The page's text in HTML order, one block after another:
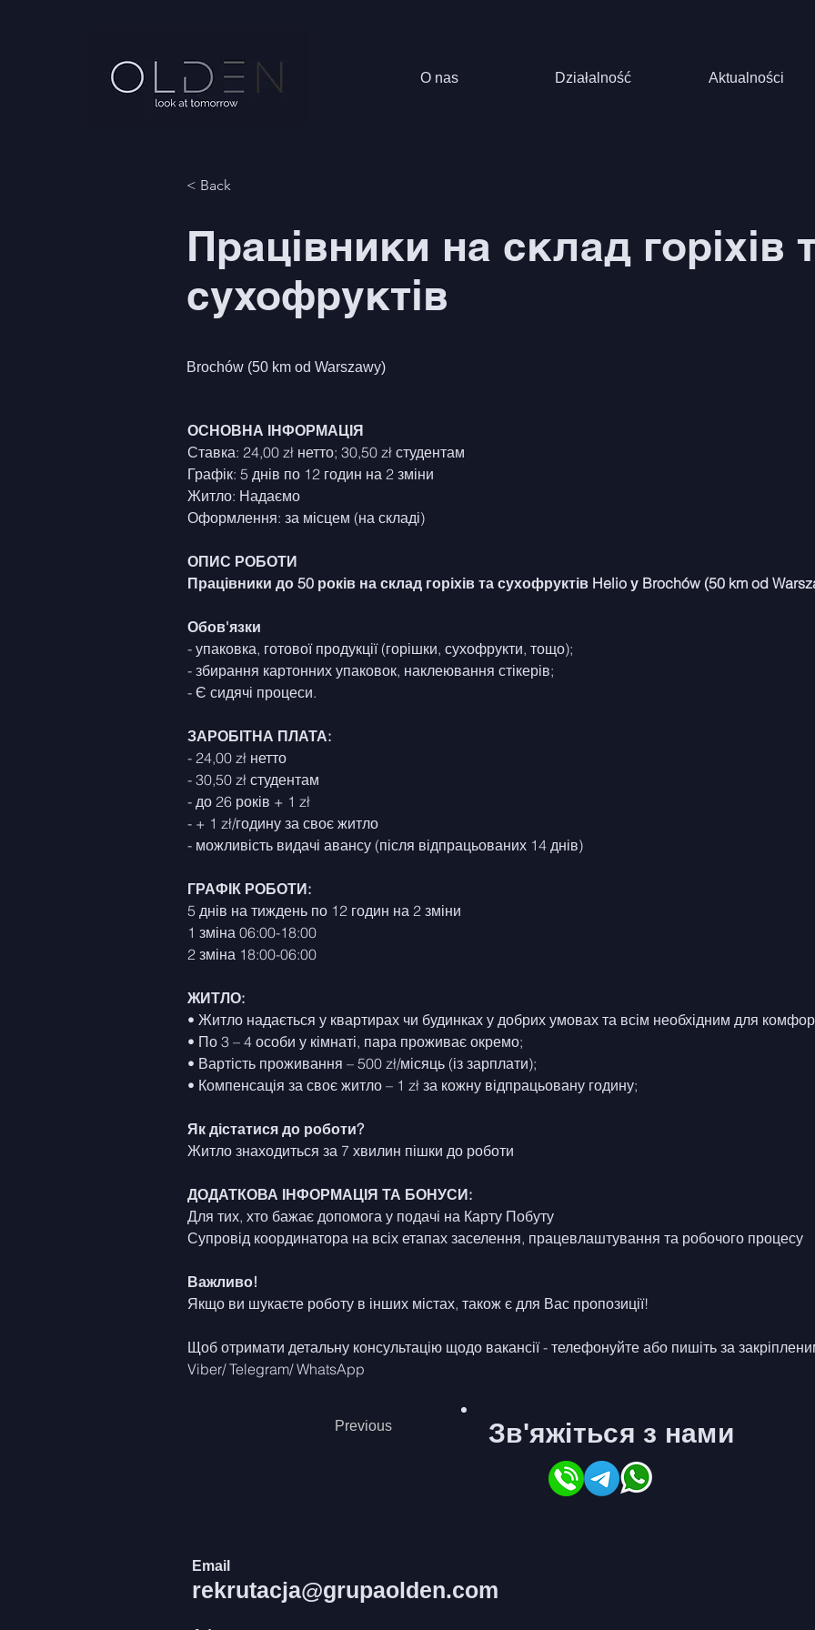
O nas Działalność Aktualności
< Back
Працівники на склад горіхів
сухофруктів
Brochów (50 km od Warszawy)
ОСНОВНА ІНФОРМАЦІЯ
Ставка: 24,00 zł нетто; 30,50 zł студентам
Графік: 5 днів по 12 годин на 2 зміни
Житло: Надаємо
Оформлення: за місцем (на складі)
ОПИС РОБОТИ
Працівники до 50 років на склад горіхів та сухофруктів Helio у Brochów (50 km od
Обов'язки
- упаковка, готової продукції (горішки, сухофрукти, тощо);
- збирання картонних упаковок, наклеювання стікерів;
- Є сидячі процеси.
ЗАРОБІТНА ПЛАТА:
- 24,00 zł нетто
- 30,50 zł студентам
- до 26 років + 1 zł
- + 1 zł/годину за своє житло
- можливість видачі авансу (після відпрацьованих 14 днів)
ГРАФІК РОБОТИ:
5 днів на тиждень по 12 годин на 2 зміни
1 зміна 06:00-18:00
2 зміна 18:00-06:00
ЖИТЛО:
• Житло надається у квартирах чи будинках у добрих умовах та всім необхідним для
• По 3 – 4 особи у кімнаті, пара проживає окремо;
• Вартість проживання – 500 zł/місяць (із зарплати);
• Компенсація за своє житло – 1 zł за кожну відпрацьовану годину;
Як дістатися до роботи?
Житло знаходиться за 7 хвилин пішки до роботи
ДОДАТКОВА ІНФОРМАЦІЯ ТА БОНУСИ:
Для тих, хто бажає допомога у подачі на Карту Побуту
Супровід координатора на всіх етапах заселення, працевлаштування та робочого процесу
Важливо!
Якщо ви шукаєте роботу в інших містах, також є для Вас пропозиції!
Щоб отримати детальну консультацію щодо вакансії - телефонуйте або пишіть за
Viber/ Telegram/ WhatsApp
Previous Зв'яжіться з нами
Email
rekrutacja@grupaolden.com